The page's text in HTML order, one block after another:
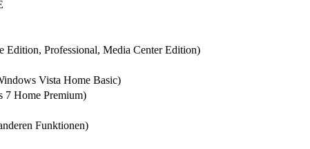
Professional, Media Center Edition)
Vista Home Basic)
7 Home Premium)
Funktionen)